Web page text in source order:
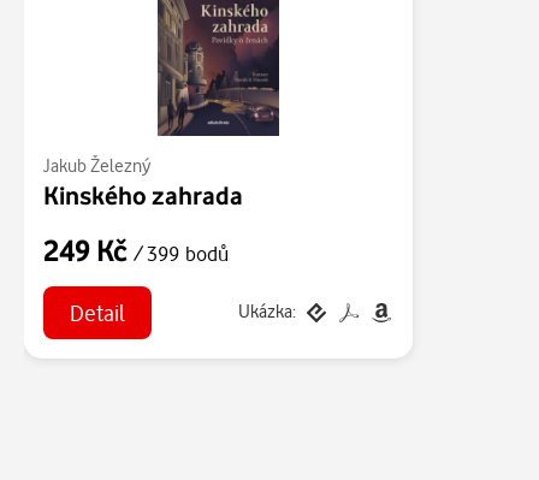
Jakub Železný
Kinského zahrada
249 Kč / 399 bodů
Detail Ukázka: